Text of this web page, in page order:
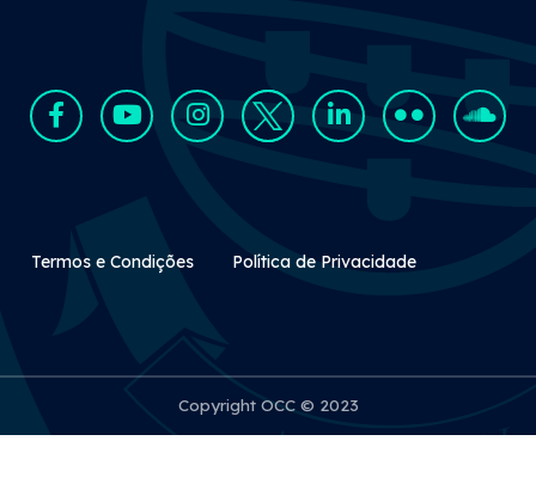
Rodapé Secundário
Termos e Condições Política de Privacidade
Copyright OCC © 2023